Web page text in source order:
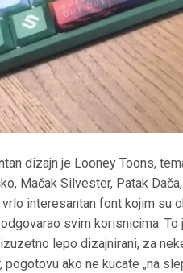
dizajn je Looney Toons,
Mačak Silvester, Patak
interesantan font kojim su
svim korisnicima.
lepo dizajnirani, za
ako ne kucate „na